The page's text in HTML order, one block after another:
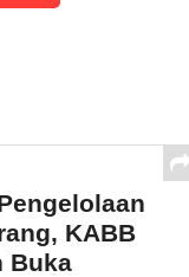
KABB
Buka